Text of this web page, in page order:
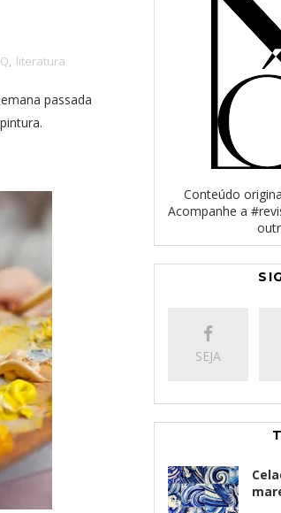
, literatura
passada
Conteúdo
Acompanhe a
SEJA